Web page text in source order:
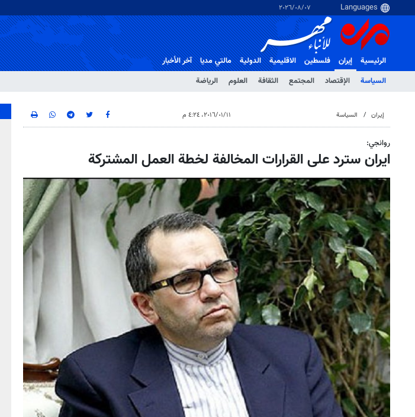
٠٧‏/٠٨‏/٢٠٢٦
الرئيسية
إيران
السياسة
الإقتصاد المجتمع الثقافة العلوم الرياضة
فلسطین الاقلیمیة الدولية مالتي مدیا آخر الأخبار
إيران السياسة ١١‏/٠١‏/٢٠١٦، ٤:٢٤ م
روانجي:
ايران سترد على القرارات المخالفة لخطة العمل المشتركة